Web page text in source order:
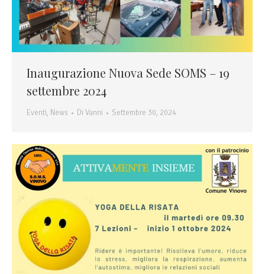
Inaugurazione Nuova Sede SOMS – 19
settembre 2024
Eventi, News Di Vanni Settembre 30, 2024